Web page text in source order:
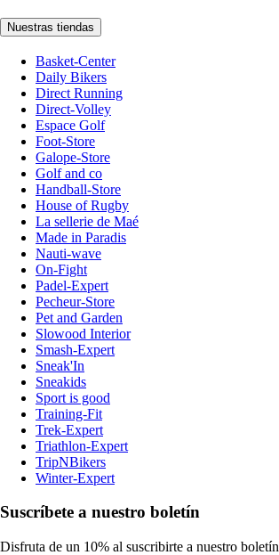
Nuestras tiendas
Basket-Center
Daily Bikers
Direct Running
Direct-Volley
Espace Golf
Foot-Store
Galope-Store
Golf and co
Handball-Store
House of Rugby
La sellerie de Maé
Made in Paradis
Nauti-wave
On-Fight
Padel-Expert
Pecheur-Store
Pet and Garden
Slowood Interior
Smash-Expert
Sneak'In
Sneakids
Sport is good
Training-Fit
Trek-Expert
Triathlon-Expert
TripNBikers
Winter-Expert
Suscríbete a nuestro boletín
Disfruta de un 10% al suscribirte a nuestro boletín